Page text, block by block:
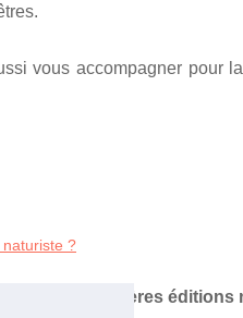
vous accompagner
?
Les dernières